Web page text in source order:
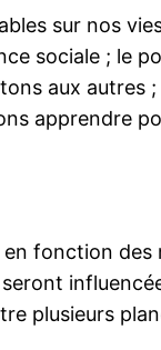
sur nos
sociale ; le
aux
apprendre
fonction des
plusieurs